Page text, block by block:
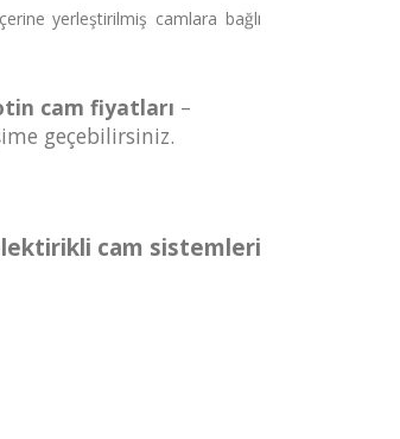
yerleştirilmiş camlara bağlı
cam fiyatları –
geçebilirsiniz.
cam sistemleri